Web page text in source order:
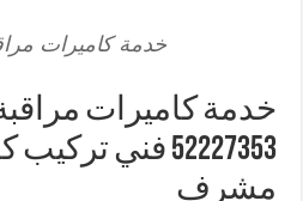
خدمة كاميرات
خدمة كاميرات
52227353 فني
مشرف